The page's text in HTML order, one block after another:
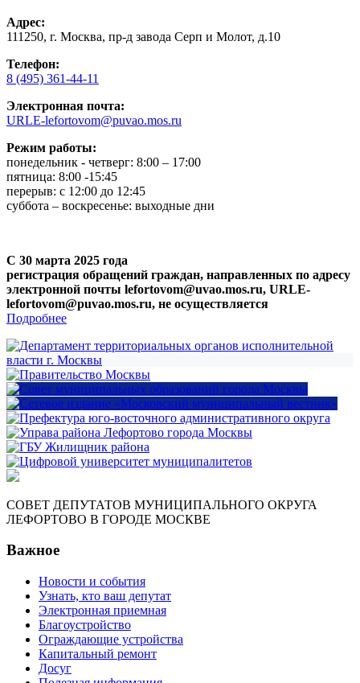
Адрес:
111250, г. Москва, пр-д завода Серп и Молот, д.10
Телефон:
8 (495) 361-44-11
Электронная почта:
URLE-lefortovom@puvao.mos.ru
Режим работы:
понедельник - четверг: 8:00 – 17:00
пятница: 8:00 -15:45
перерыв: с 12:00 до 12:45
суббота – воскресенье: выходные дни
С 30 марта 2025 года
регистрация обращений граждан, направленных по адресу
электронной почты lefortovom@uvao.mos.ru, URLE-
lefortovom@puvao.mos.ru, не осуществляется
Подробнее
СОВЕТ ДЕПУТАТОВ МУНИЦИПАЛЬНОГО ОКРУГА
ЛЕФОРТОВО В ГОРОДЕ МОСКВЕ
Важное
Новости и события
Узнать, кто ваш депутат
Электронная приемная
Благоустройство
Ограждающие устройства
Капитальный ремонт
Досуг